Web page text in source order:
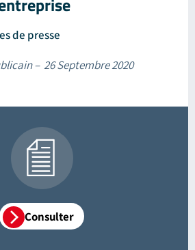
de presse
– 26 Septembre 2020
Consulter